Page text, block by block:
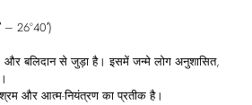
– 26°40′)
और बलिदान से जुड़ा है। इसमें जन्मे लोग अनुशासित,
और आत्म-नियंत्रण का प्रतीक है।